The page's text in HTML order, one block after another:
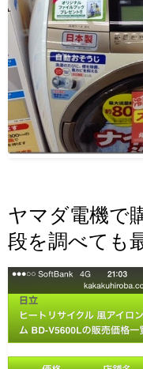
ヤマダ電機で
段を調べても